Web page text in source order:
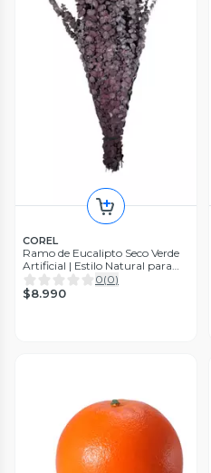
COREL
Ramo de Eucalipto Seco Verde
Artificial | Estilo Natural para
Interiores y Vitrinas
0(0)
$8.990